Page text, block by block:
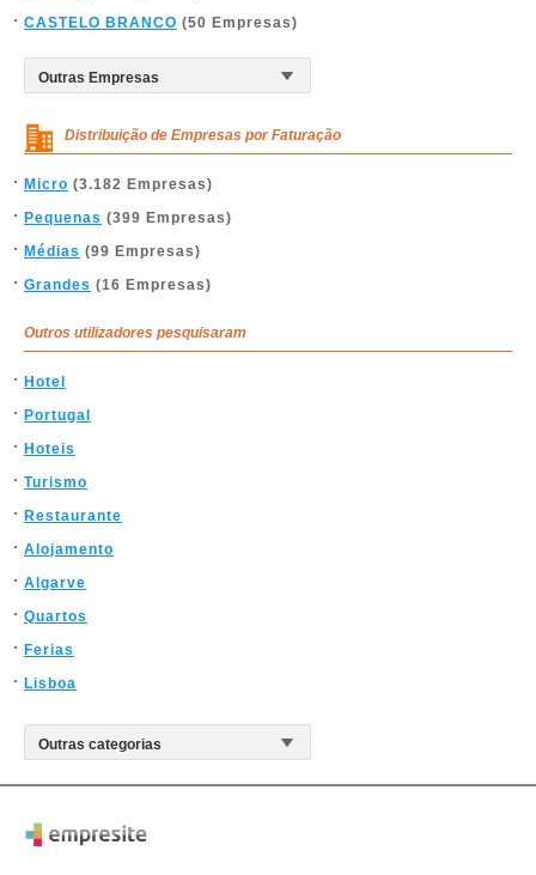
CASTELO BRANCO (50 Empresas)
Distribuição de Empresas por Faturação
Micro (3.182 Empresas)
Pequenas (399 Empresas)
Médias (99 Empresas)
Grandes (16 Empresas)
Outros utilizadores pesquisaram
Hotel
Portugal
Hoteis
Turismo
Restaurante
Alojamento
Algarve
Quartos
Ferias
Lisboa